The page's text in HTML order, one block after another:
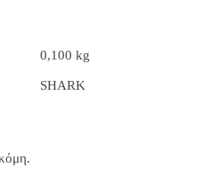
0,100 kg
SHARK